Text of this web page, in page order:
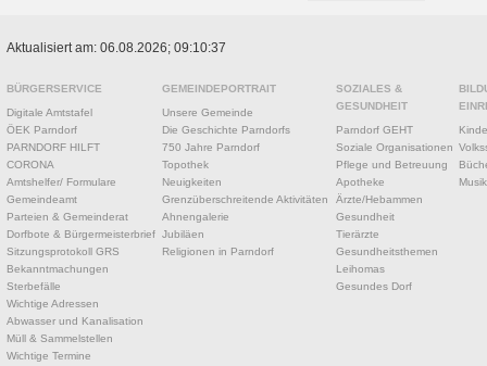
Aktualisiert am: 06.08.2026; 09:10:37
BÜRGERSERVICE
Digitale Amtstafel
ÖEK Parndorf
PARNDORF HILFT
CORONA
Amtshelfer/ Formulare
Gemeindeamt
Parteien & Gemeinderat
Dorfbote & Bürgermeisterbrief
Sitzungsprotokoll GRS
Bekanntmachungen
Sterbefälle
Wichtige Adressen
Abwasser und Kanalisation
Müll & Sammelstellen
Wichtige Termine
GEMEINDEPORTRAIT
Unsere Gemeinde
Die Geschichte Parndorfs
750 Jahre Parndorf
Topothek
Neuigkeiten
Grenzüberschreitende Aktivitäten
Ahnengalerie
Jubiläen
Religionen in Parndorf
SOZIALES &
GESUNDHEIT
Parndorf GEHT
Soziale Organisationen
Pflege und Betreuung
Apotheke
Ärzte/Hebammen
Gesundheit
Tierärzte
Gesundheitsthemen
Leihomas
Gesundes Dorf